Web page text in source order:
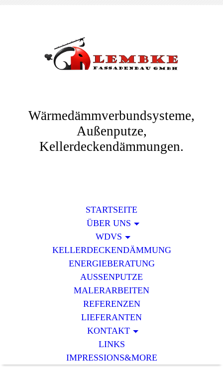
Wärmedämmverbundsysteme,
Außenputze,
Kellerdeckendämmungen.
STARTSEITE
ÜBER UNS
WDVS
KELLERDECKENDÄMMUNG
ENERGIEBERATUNG
AUSSENPUTZE
MALERARBEITEN
REFERENZEN
LIEFERANTEN
KONTAKT
LINKS
IMPRESSIONS&MORE